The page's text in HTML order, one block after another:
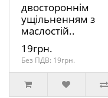
двостороннім
ущільненням з
маслостій..
19грн.
Без ПДВ: 19грн.